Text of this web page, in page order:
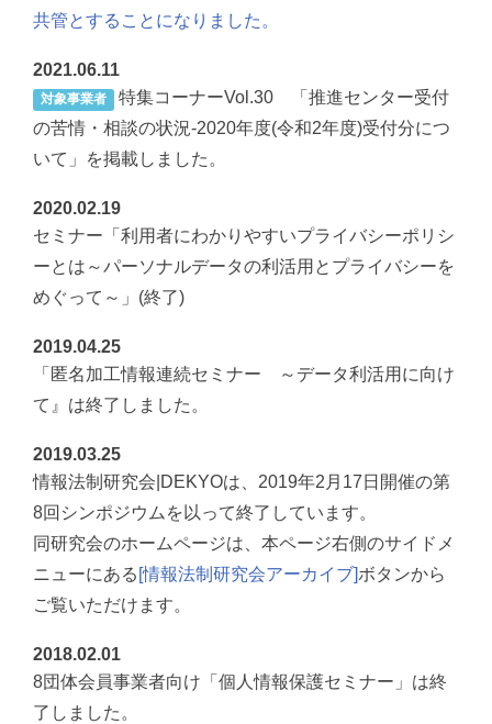
共管とすることになりました。
2021.06.11
対象事業者
特集コーナーVol.30 「推進センター受付
の苦情・相談の状況-2020年度(令和2年度)受付分につ
いて」を掲載しました。
2020.02.19
セミナー「利用者にわかりやすいプライバシーポリシ
ーとは～パーソナルデータの利活用とプライバシーを
めぐって～」(終了)
2019.04.25
「匿名加工情報連続セミナー ～データ利活用に向け
て』は終了しました。
2019.03.25
情報法制研究会|DEKYOは、2019年2月17日開催の第
8回シンポジウムを以って終了しています。
同研究会のホームページは、本ページ右側のサイドメ
ニューにある [情報法制研究会アーカイブ]ボタンから
ご覧いただけます。
2018.02.01
8団体会員事業者向け「個人情報保護セミナー」は終
了しました。